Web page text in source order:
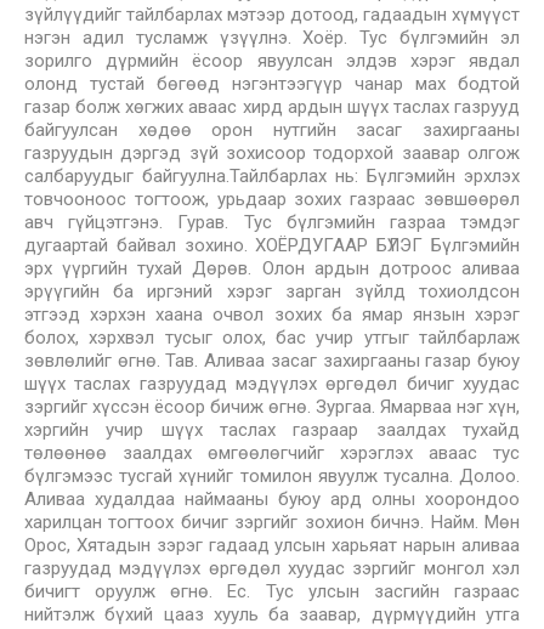
зүйлүүдийг тайлбарлах мэтээр дотоод, гадаадын хүмүүст
нэгэн адил тусламж үзүүлнэ. Хоёр. Тус бүлгэмийн эл
зорилго дүрмийн ёсоор явуулсан элдэв хэрэг явдал
олонд тустай бөгөөд нэгэнтээгүүр чанар мах бодтой
газар болж хөгжих аваас хирд ардын шүүх таслах газрууд
байгуулсан хөдөө орон нутгийн засаг захиргааны
газруудын дэргэд зүй зохисоор тодорхой заавар олгож
салбаруудыг байгуулна.Тайлбарлах нь: Бүлгэмийн эрхлэх
товчооноос тогтоож, урьдаар зохих газраас зөвшөөрөл
авч гүйцэтгэнэ. Гурав. Тус бүлгэмийн газраа тэмдэг
дугаартай байвал зохино. ХОЁРДУГААР БҮЛЭГ Бүлгэмийн
эрх үүргийн тухай Дөрөв. Олон ардын дотроос аливаа
эрүүгийн ба иргэний хэрэг зарган зүйлд тохиолдсон
этгээд хэрхэн хаана очвол зохих ба ямар янзын хэрэг
болох, хэрхвэл тусыг олох, бас учир утгыг тайлбарлаж
зөвлөлийг өгнө. Тав. Аливаа засаг захиргааны газар буюу
шүүх таслах газруудад мэдүүлэх өргөдөл бичиг хуудас
зэргийг хүссэн ёсоор бичиж өгнө. Зургаа. Ямарваа нэг хүн,
хэргийн учир шүүх таслах газраар заалдах тухайд
төлөөнөө заалдах өмгөөлөгчийг хэрэглэх аваас тус
бүлгэмээс тусгай хүнийг томилон явуулж тусална. Долоо.
Аливаа худалдаа наймааны буюу ард олны хоорондоо
харилцан тогтоох бичиг зэргийг зохион бичнэ. Найм. Мөн
Oрос, Хятадын зэрэг гадаад улсын харьяат нарын аливаа
газруудад мэдүүлэх өргөдөл хуудас зэргийг монгол хэл
бичигт оруулж өгнө. Ес. Тус улсын засгийн газраас
нийтэлж бүхий цааз хууль ба заавар, дүрмүүдийн утга